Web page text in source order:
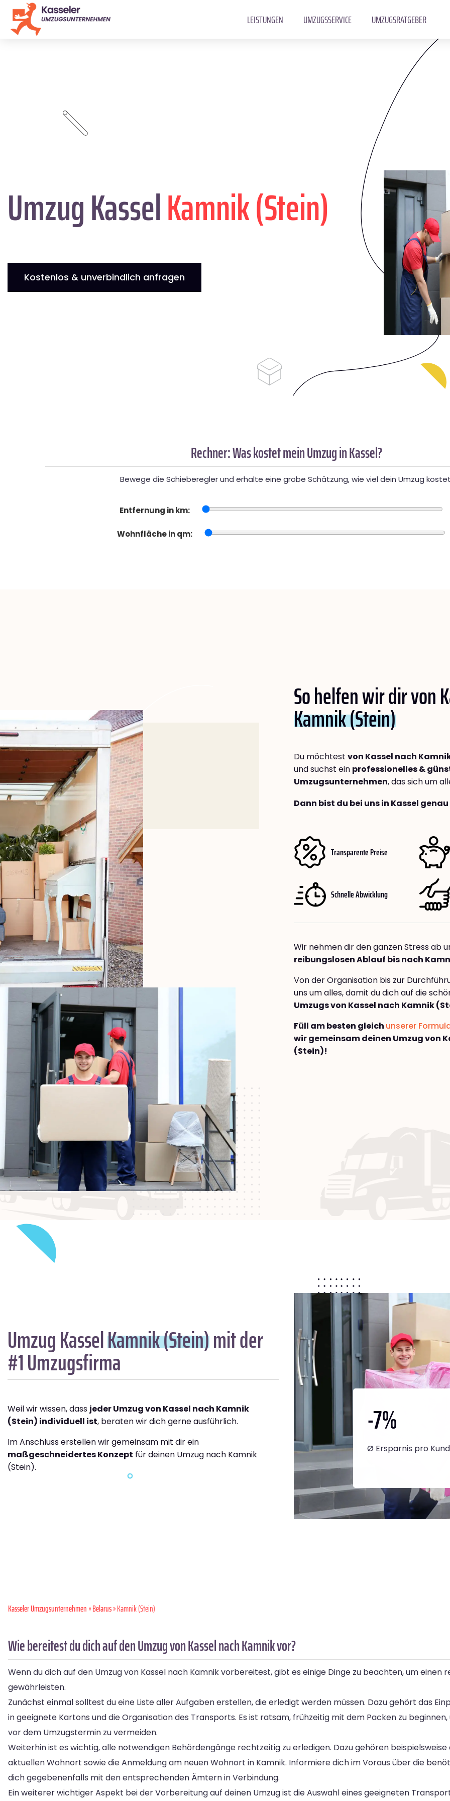
LEISTUNGEN UMZUGSSERVICE UMZUGSRATGEBER
Umzug KasselKamnik (Stein)
Kostenlos & unverbindlich anfragen
Rechner: Was kostet mein Umzug in Kassel?
Bewege die Schieberegler und erhalte eine grobe Schätzung, wie viel dein Umzug
Entfernung in km:
Wohnfläche in qm:
So helfen wir dir von
Kamnik (Stein)
Du möchtest von Kassel nach
und suchst ein professionelles &
Umzugsunternehmen, das sich um
Dann bist du bei uns in Kassel
Transparente Preise
Schnelle Abwicklung
Wir nehmen dir den ganzen Stress ab
reibungslosen Ablauf bis nach
Von der Organisation bis zur
uns um alles, damit du dich auf die
Umzugs von Kassel nach Kamnik
Füll am besten gleich unserer
wir gemeinsam deinen Umzug von
(Stein)!
Umzug KasselKamnik (Stein)mit der
#1 Umzugsfirma
Weil wir wissen, dass jeder Umzug von Kassel nach Kamnik
(Stein) individuell ist, beraten wir dich gerne ausführlich.
Im Anschluss erstellen wir gemeinsam mit dir ein
maßgeschneidertes Konzept für deinen Umzug nach Kamnik
(Stein).
-7%
Ø Ersparnis pro
Kasseler Umzugsunternehmen»Belarus» Kamnik (Stein)
Wie bereitest du dich auf den Umzug von Kassel nach Kamnik vor?
Wenn du dich auf den Umzug von Kassel nach Kamnik vorbereitest, gibt es einige Dinge zu beachten, um einen
gewährleisten.
Zunächst einmal solltest du eine Liste aller Aufgaben erstellen, die erledigt werden müssen. Dazu gehört das
in geeignete Kartons und die Organisation des Transports. Es ist ratsam, frühzeitig mit dem Packen zu
vor dem Umzugstermin zu vermeiden.
Weiterhin ist es wichtig, alle notwendigen Behördengänge rechtzeitig zu erledigen. Dazu gehören
aktuellen Wohnort sowie die Anmeldung am neuen Wohnort in Kamnik. Informiere dich im Voraus über die
dich gegebenenfalls mit den entsprechenden Ämtern in Verbindung.
Ein weiterer wichtiger Aspekt bei der Vorbereitung auf deinen Umzug ist die Auswahl eines geeigneten